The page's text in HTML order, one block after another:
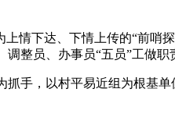
下达、下情上传的“前哨
整员、办事员“五员”工做职
，以村平易近组为根基单